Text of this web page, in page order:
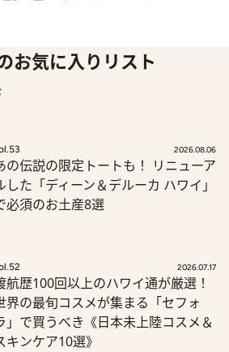
お気に入りリスト
2026.08.06
の伝説の限定トートも！ リニューア
した「ディーン＆デルーカ ハワイ」
必須のお土産8選
2026.07.17
航歴100回以上のハワイ通が厳選！
界の最旬コスメが集まる「セフォ
」で買うべき《日本未上陸コスメ＆
キンケア10選》